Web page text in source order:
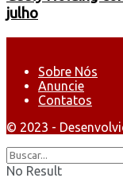
julho
Sobre Nós
Anuncie
Contatos
© 2023 -
No Result